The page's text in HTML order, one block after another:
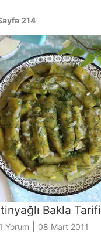
214
Bakla Tarifi
Yorum 08 Mart 2011